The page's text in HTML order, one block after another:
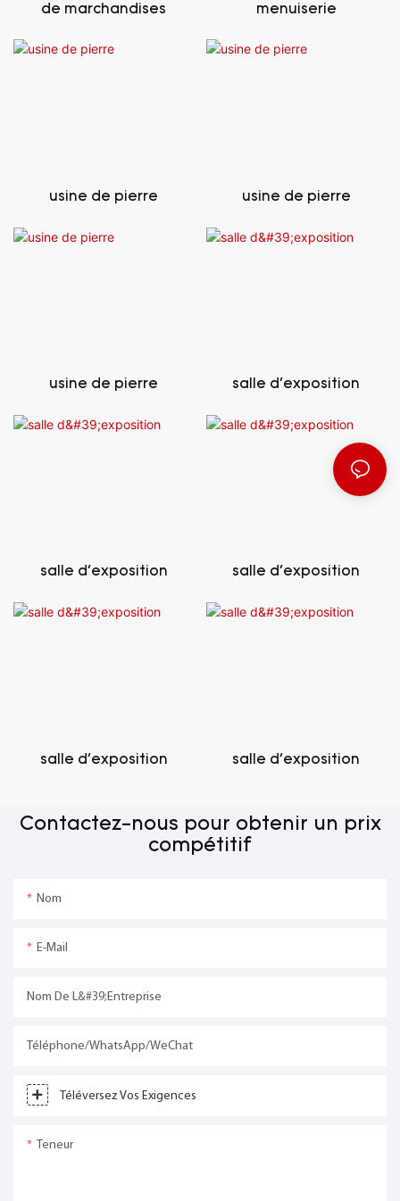
de marchandises
menuiserie
usine de pierre usine de pierre
usine de pierre salle d'exposition
salle d'exposition salle d'exposition
salle d'exposition salle d'exposition
Contactez-nous pour obtenir un prix
compétitif
Nom
E-Mail
Nom De L&#39;entreprise
Téléphone/WhatsApp/WeChat
Téléversez Vos Exigences
Teneur